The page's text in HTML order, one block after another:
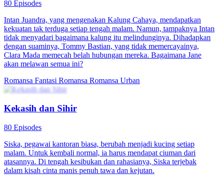
80 Episodes
Intan Juandra, yang mengenakan Kalung Cahaya, mendapatkan
kekuatan tak terduga setiap tengah malam. Namun, tampaknya Intan
tidak menyadari bagaimana kalung itu melindunginya. Dihadapkan
dengan suaminya, Tommy Bastian, yang tidak memercayainya,
Clara Mada memecah belah hubungan mereka. Bagaimana Jane
akan melawan semua ini?
Romansa Fantasi Romansa Romansa Urban
Kekasih dan Sihir
80 Episodes
Siska, pegawai kantoran biasa, berubah menjadi kucing setiap
malam. Untuk kembali normal, ia harus mendapat ciuman dari
atasannya. Di tengah kesibukan dan rahasianya, Siska terjebak
dalam kisah cinta manis penuh tawa dan kejutan.